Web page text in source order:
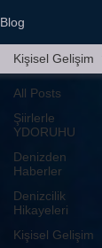
Blog
All Posts
Şiirlerle
YDORUHU
Denizden
Haberler
Denizcilik
Hikayeleri
Kişisel Gelişim
Kişisel Gelişim